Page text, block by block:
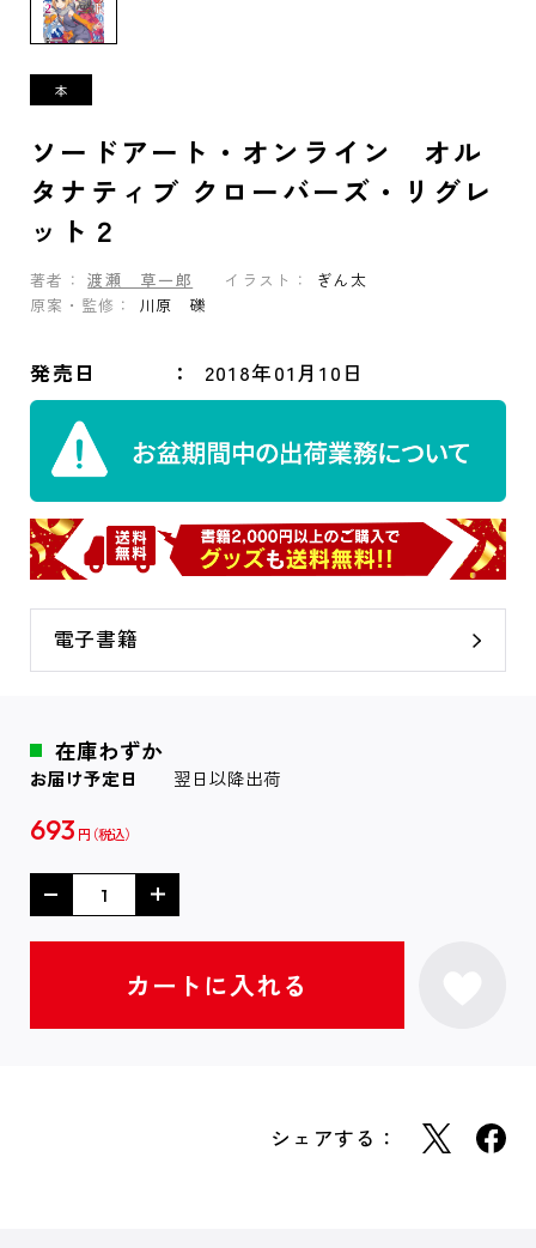
ソードアート・オンライン オル
タナティブ クローバーズ・リグレ
ット２
著者： 渡瀬 草一郎 イラスト：
ぎん太
原案・監修：
川原 礫
発売日 2018年01月10日
電子書籍
在庫わずか
お届け予定日 翌日以降出荷
693 円
シェアする：